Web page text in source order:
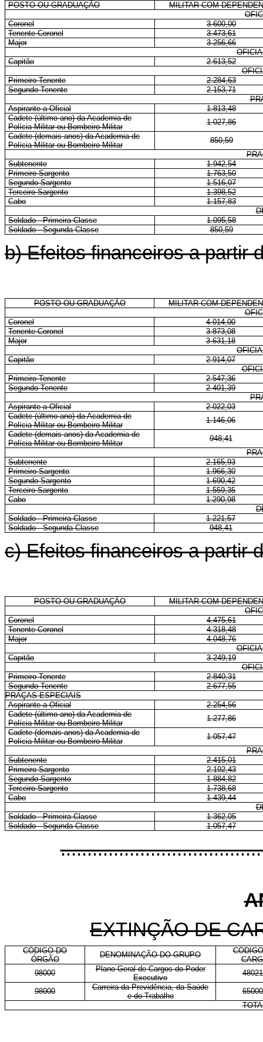
POSTO OU GRADUAÇÃO
MILITAR COM
Coronel
3.600,00
Tenente-Coronel
3.473,61
Major
3.256,66
Capitão
2.613,52
Primeiro-Tenente
2.284,63
Segundo-Tenente
2.153,71
Aspirante a Oficial
1.813,48
Cadete (último ano) da Academia de
Polícia Militar ou Bombeiro Militar
1.027,86
Cadete (demais anos) da Academia de
Polícia Militar ou Bombeiro Militar
850,59
Subtenente
1.942,54
Primeiro-Sargento
1.763,50
Segundo-Sargento
1.516,07
Terceiro-Sargento
1.398,52
Cabo
1.157,83
Soldado - Primeira Classe
1.095,58
Soldado - Segunda Classe
850,59
b) Efeitos financeiros a partir
POSTO OU GRADUAÇÃO
MILITAR COM
Coronel
4.014,00
Tenente-Coronel
3.873,08
Major
3.631,18
Capitão
2.914,07
Primeiro-Tenente
2.547,36
Segundo-Tenente
2.401,39
Aspirante a Oficial
2.022,03
Cadete (último ano) da Academia de
Polícia Militar ou Bombeiro Militar
1.146,06
Cadete (demais anos) da Academia de
Polícia Militar ou Bombeiro Militar
948,41
Subtenente
2.165,93
Primeiro-Sargento
1.966,30
Segundo-Sargento
1.690,42
Terceiro-Sargento
1.559,35
Cabo
1.290,98
Soldado - Primeira Classe
1.221,57
Soldado - Segunda Classe
948,41
c) Efeitos financeiros a partir
POSTO OU GRADUAÇÃO
MILITAR COM
Coronel
4.475,61
Tenente-Coronel
4.318,48
Major
4.048,76
Capitão
3.249,19
Primeiro-Tenente
2.840,31
Segundo-Tenente
2.677,55
PRAÇAS ESPECIAIS
Aspirante a Oficial
2.254,56
Cadete (último ano) da Academia de
Polícia Militar ou Bombeiro Militar
1.277,86
Cadete (demais anos) da Academia de
Polícia Militar ou Bombeiro Militar
1.057,47
Subtenente
2.415,01
Primeiro-Sargento
2.192,43
Segundo-Sargento
1.884,82
Terceiro-Sargento
1.738,68
Cabo
1.439,44
Soldado - Primeira Classe
1.362,05
Soldado - Segunda Classe
1.057,47
EXTINÇÃO DE
CÓDIGO DO
ÓRGÃO
DENOMINAÇÃO DO GRUPO
98000
Plano Geral de Cargos do Poder
Executivo
98000
Carreira da Previdência, da Saúde
e do Trabalho